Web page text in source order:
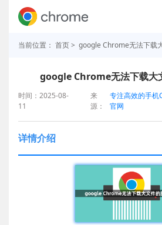
当前位置： 首页> google Chrome无法下载
google Chrome无法下载大
时间：2025-08-
11
来
源：
专注高效的手机
官网
详情介绍